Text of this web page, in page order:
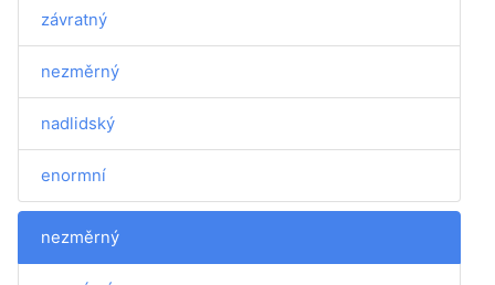
závratný
nezměrný
nadlidský
enormní
nezměrný